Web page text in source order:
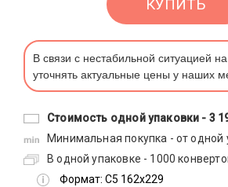
КУПИТЬ
В связи с нестабильной ситуацией
уточнять актуальные цены у наших
Стоимость одной упаковки - 3
Минимальная покупка - от одной
В одной упаковке - 1000
Формат: С5 162х229